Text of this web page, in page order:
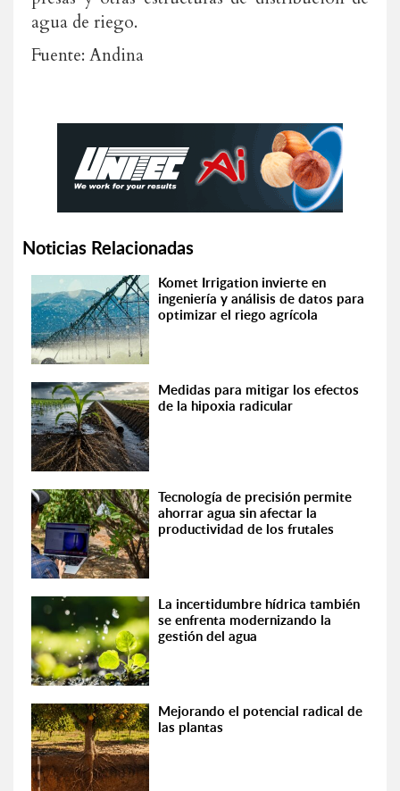
agua de riego.
Fuente: Andina
Noticias Relacionadas
Komet Irrigation invierte en
ingeniería y análisis de datos para
optimizar el riego agrícola
Medidas para mitigar los efectos
de la hipoxia radicular
Tecnología de precisión permite
ahorrar agua sin afectar la
productividad de los frutales
La incertidumbre hídrica también
se enfrenta modernizando la
gestión del agua
Mejorando el potencial radical de
las plantas